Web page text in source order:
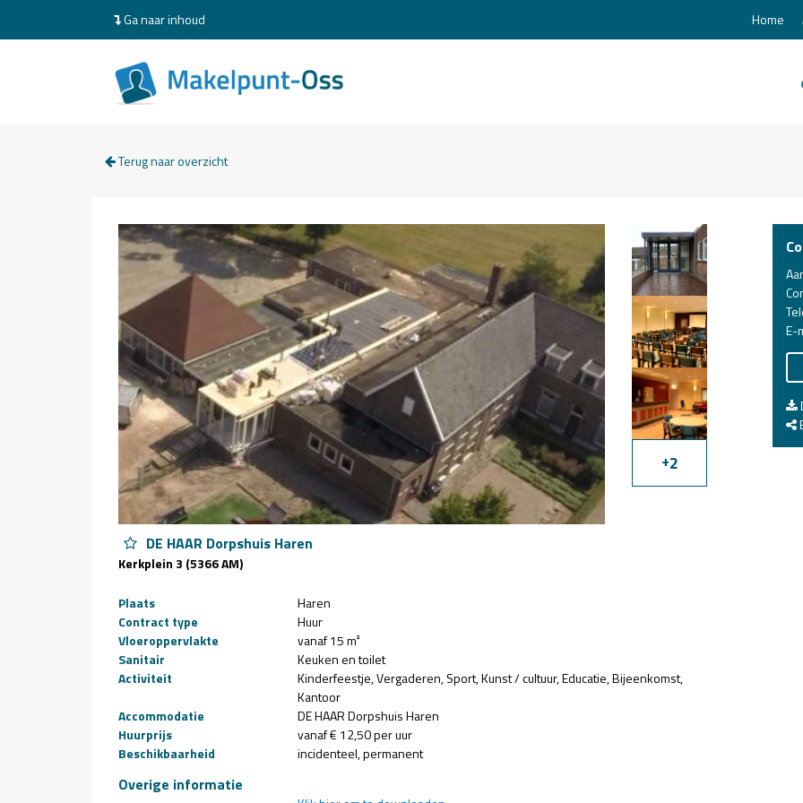
Ga naar inhoud Home
Terug naar overzicht
+2
DE HAAR Dorpshuis Haren
Kerkplein 3 (5366 AM)
Plaats
Haren
Contract type
Huur
Vloeroppervlakte
vanaf 15 m²
Sanitair
Keuken en toilet
Activiteit
Kinderfeestje Vergaderen Sport Kunst / cultuur Educatie Bijeenkomst
Kantoor
Accommodatie
DE HAAR Dorpshuis Haren
Huurprijs
vanaf € 12,50 per uur
Beschikbaarheid
incidenteel permanent
Overige informatie
E-